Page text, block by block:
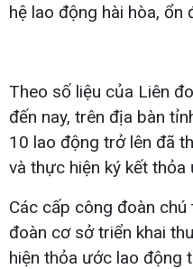
hệ lao động hài hòa, ổn
Theo số liệu của Liên
đến nay, trên địa bàn
10 lao động trở lên đã
và thực hiện ký kết
Các cấp công đoàn
đoàn cơ sở triển khai
hiện thỏa ước lao động